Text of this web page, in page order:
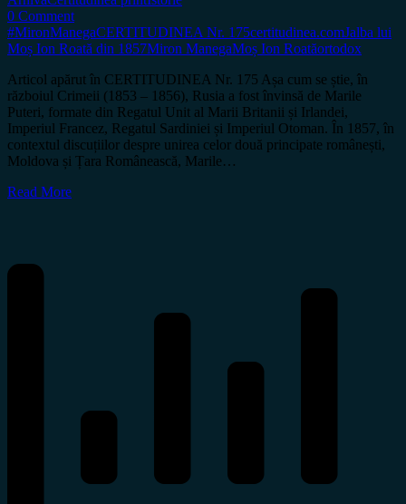
0 Comment
#MironManegaCERTITUDINEA Nr. 175certitudinea.comJalba lui
Moș Ion Roată din 1857Miron ManegaMoș Ion Roatăortodox
Articol apărut în CERTITUDINEA Nr. 175 Așa cum se știe, în
războiul Crimeii (1853 – 1856), Rusia a fost învinsă de Marile
Puteri, formate din Regatul Unit al Marii Britanii și Irlandei,
Imperiul Francez, Regatul Sardiniei și Imperiul Otoman. În 1857, în
contextul discuțiilor despre unirea celor două principate românești,
Moldova și Țara Românească, Marile…
Read More